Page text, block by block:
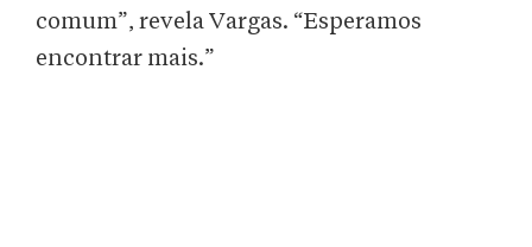
comum”, revela Vargas. “Esperamos
encontrar mais.”